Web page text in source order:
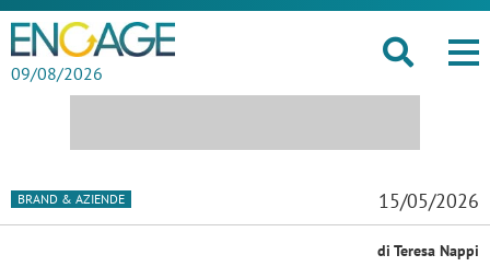
09/08/2026
BRAND & AZIENDE 15/05/2026
di Teresa Nappi